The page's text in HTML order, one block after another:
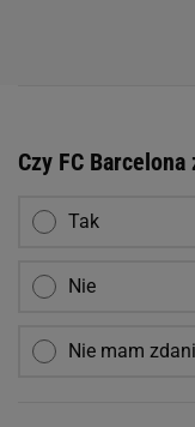
Czy FC
Tak
Nie
Nie mam